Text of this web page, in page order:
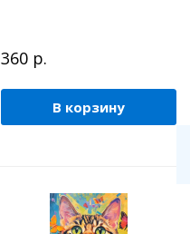
360 р.
В корзину